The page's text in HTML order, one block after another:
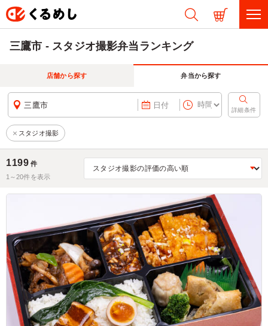
三鷹市 - スタジオ撮影弁当ランキング
店舗から探す 弁当から探す
三鷹市 日付
詳細条件
スタジオ撮影
1199 件
1～20件を表示